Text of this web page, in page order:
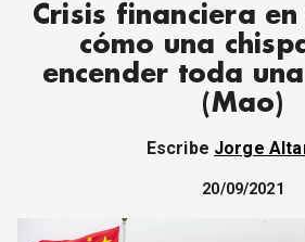
MOVIMIENTO
MUJER
ECONOMÍA
JUVENTUD
CORREO DE
Crisis financiera en
cómo una
encender toda
(Mao)
Escribe Jorge
20/09/2021